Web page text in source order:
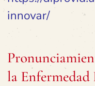
innovar/
la